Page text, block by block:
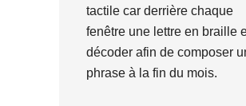
tactile car derrière chaque
fenêtre une lettre en braille
décoder afin de composer
phrase à la fin du mois.